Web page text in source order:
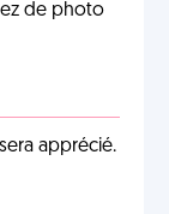
de photo
apprécié.